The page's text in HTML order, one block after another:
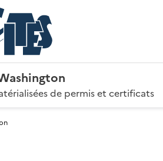
de permis et certificats